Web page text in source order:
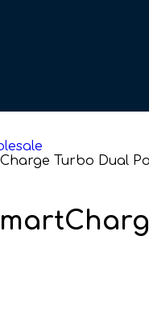
Turbo Dual